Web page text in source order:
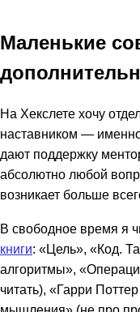
Маленькие
На Хекслете хочу
наставником —
дают поддержку
абсолютно любой
возникает больше
В свободное время я
книги: «Цель», «Код.
алгоритмы»,
читать), «Гарри